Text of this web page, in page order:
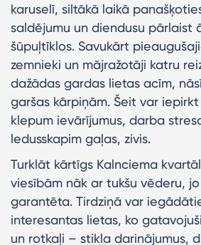
karuselī, siltākā laikā
saldējumu un diendusu pārlaist
šūpuļtīklos. Savukārt
zemnieki un mājražotāji katru
dažādas gardas lietas acīm,
garšas kārpiņām. Šeit var
klepum ievārījumus, darba
ledusskapim gaļas, zivis.
Turklāt kārtīgs Kalnciema
viesībām nāk ar tukšu vēderu,
garantēta. Tirdziņā var
interesantas lietas, ko
un rotkaļi – stikla darinājumus,